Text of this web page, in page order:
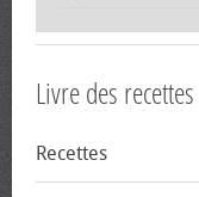
Livre des recettes
Recettes